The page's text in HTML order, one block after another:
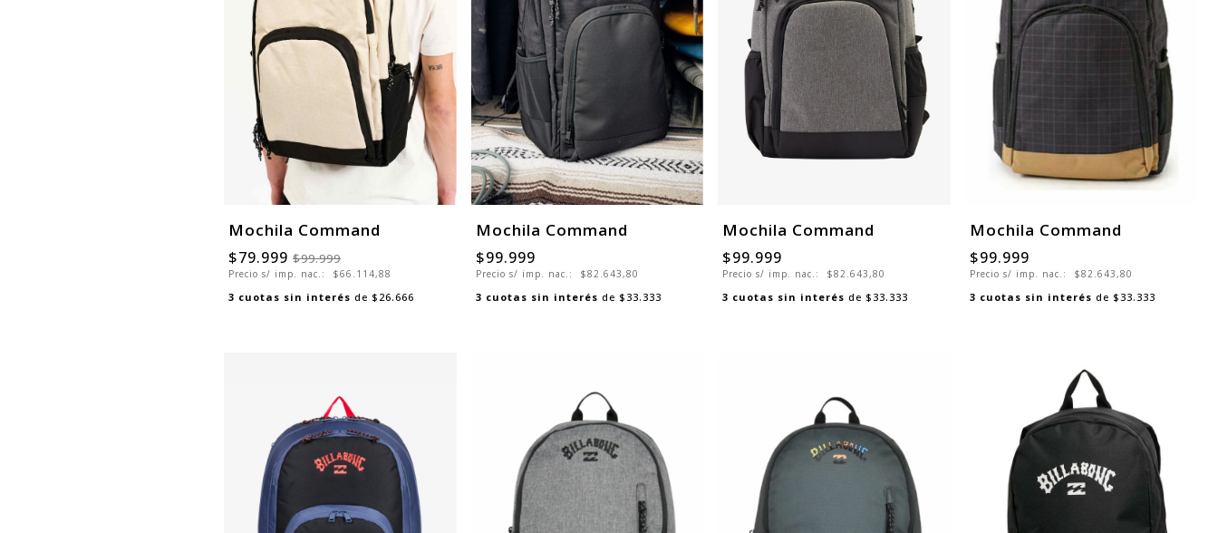
Mochila Command
$79.999 $99.999
Precio s/ imp. nac.: $66.114,88
3 cuotas sin interés de $26.666
Mochila Command
$99.999
Precio s/ imp. nac.: $82.643,80
3 cuotas sin interés de $33.333
Mochila Command
$99.999
Precio s/ imp. nac.: $82.643,80
3 cuotas sin interés de $33.333
Mochila Command
$99.999
Precio s/ imp. nac.: $82.643,80
3 cuotas sin interés de $33.333